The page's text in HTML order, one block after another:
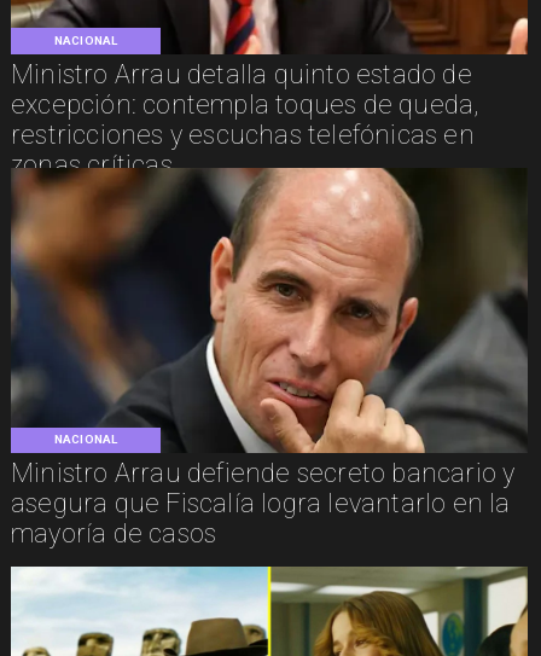
NACIONAL
Ministro Arrau detalla quinto estado de
excepción: contempla toques de queda,
restricciones y escuchas telefónicas en
zonas críticas
NACIONAL
Ministro Arrau defiende secreto bancario y
asegura que Fiscalía logra levantarlo en la
mayoría de casos